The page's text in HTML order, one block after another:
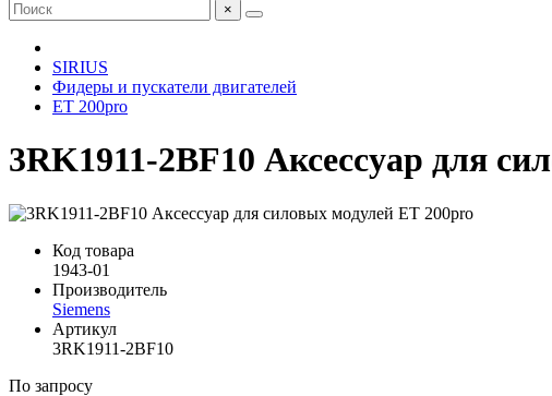
×
SIRIUS
Фидеры и пускатели двигателей
ET 200pro
3RK1911-2BF10 Аксессуар для
Код товара
1943-01
Производитель
Siemens
Артикул
3RK1911-2BF10
По запросу